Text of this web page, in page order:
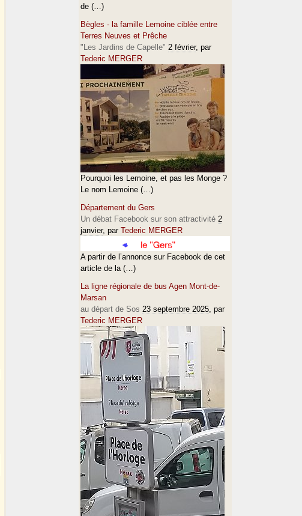
de (…)
Bègles - la famille Lemoine ciblée entre
Terres Neuves et Prêche
"Les Jardins de Capelle" 2 février, par
Tederic MERGER
Pourquoi les Lemoine, et pas les Monge ?
Le nom Lemoine (…)
Département du Gers
Un débat Facebook sur son attractivité 2
janvier, par Tederic MERGER
A partir de l’annonce sur Facebook de cet
article de la (…)
La ligne régionale de bus Agen Mont-de-
Marsan
au départ de Sos 23 septembre 2025 , par
Tederic MERGER